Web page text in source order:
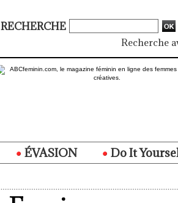
RECHERCHE
Recherche
ÉVASION Do It